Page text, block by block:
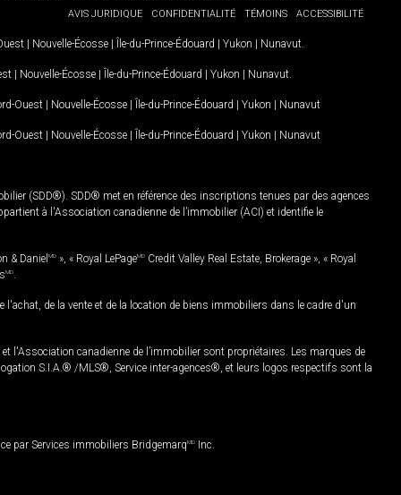
AVIS JURIDIQUE
CONFIDENTIALITÉ TÉMOINS ACCESSIBILITÉ
Nouvelle-Écosse Île-du-Prince-Édouard Yukon Nunavut.
Nouvelle-Écosse Île-du-Prince-Édouard Yukon Nunavut.
Ouest Nouvelle-Écosse Île-du-Prince-Édouard Yukon Nunavut
Ouest Nouvelle-Écosse Île-du-Prince-Édouard Yukon Nunavut
(SDD®). SDD® met en référence des inscriptions tenues par des agences
à l'Association canadienne de l’immobilier (ACI) et identifie le
& Daniel MD », « Royal LePageMD Credit Valley Real Estate, Brokerage », « Royal
MD.
de la vente et de la location de biens immobiliers dans le cadre d'un
l'Association canadienne de l’immobilier sont propriétaires. Les marques de
S.I.A.® /MLS®, Service inter-agences®, et leurs logos respectifs sont la
par Services immobiliers BridgemarqMD Inc.